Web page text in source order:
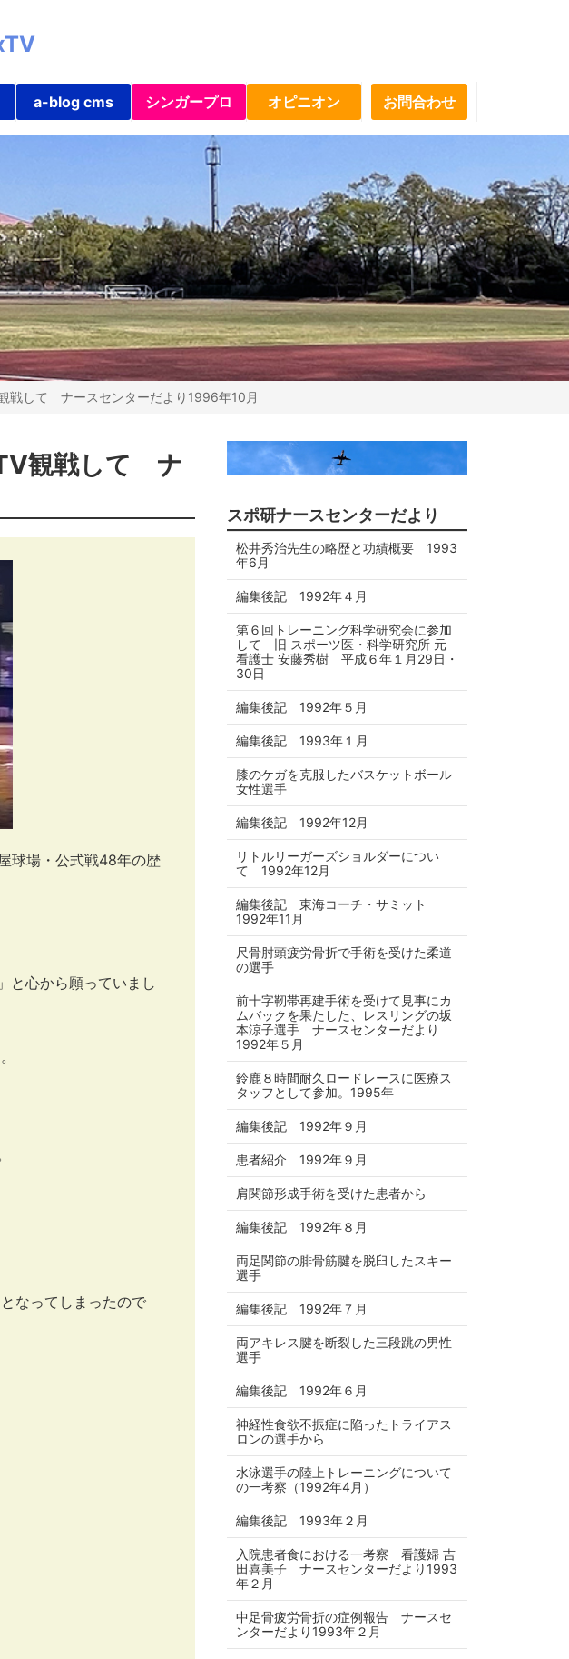
a-blog cms シンガープロ オピニオン お問合わせ
戦して ナースセンターだより1996年10月
観戦して ナ
球場・公式戦48年の歴
と心から願っていまし
なってしまったので
スポ研ナースセンターだより
松井秀治先生の略歴と功績概要 1993
年6月
編集後記 1992年４月
第６回トレーニング科学研究会に参加
して 旧 スポーツ医・科学研究所 元
看護士 安藤秀樹 平成６年１月29日・
30日
編集後記 1992年５月
編集後記 1993年１月
膝のケガを克服したバスケットボール
女性選手
編集後記 1992年12月
リトルリーガーズショルダーについ
て 1992年12月
編集後記 東海コーチ・サミット
1992年11月
尺骨肘頭疲労骨折で手術を受けた柔道
の選手
前十字靭帯再建手術を受けて見事にカ
ムバックを果たした、レスリングの坂
本涼子選手 ナースセンターだより
1992年５月
鈴鹿８時間耐久ロードレースに医療ス
タッフとして参加。1995年
編集後記 1992年９月
患者紹介 1992年９月
肩関節形成手術を受けた患者から
編集後記 1992年８月
両足関節の腓骨筋腱を脱臼したスキー
選手
編集後記 1992年７月
両アキレス腱を断裂した三段跳の男性
選手
編集後記 1992年６月
神経性食欲不振症に陥ったトライアス
ロンの選手から
水泳選手の陸上トレーニングについて
の一考察（1992年4月）
編集後記 1993年２月
入院患者食における一考察 看護婦 吉
田喜美子 ナースセンターだより1993
年２月
中足骨疲労骨折の症例報告 ナースセ
ンターだより1993年２月